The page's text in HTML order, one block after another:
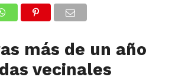
más de un año
vecinales